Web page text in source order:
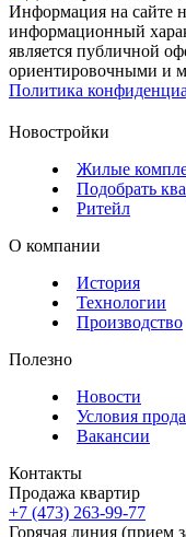
Информация на сайте
информационный
является публичной
ориентировочными и
Политика
Новостройки
Жилые
Подобрать
Ритейл
О компании
История
Технологии
Производство
Полезно
Новости
Условия
Вакансии
Контакты
Продажа квартир
+7 (473) 263-99-77
Горячая линия (прием